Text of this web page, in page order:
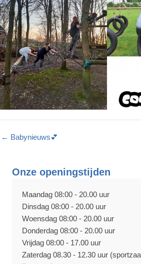
← Babynieuws💕
Onze openingstijden
Maandag 08:00 - 20.00 uur
Dinsdag 08:00 - 20.00 uur
Woensdag 08:00 - 20.00 uur
Donderdag 08:00 - 20.00 uur
Vrijdag 08:00 - 17.00 uur
Zaterdag 08.30 - 12.30 uur